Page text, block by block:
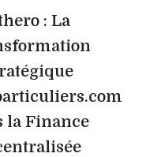
: La
la Finance